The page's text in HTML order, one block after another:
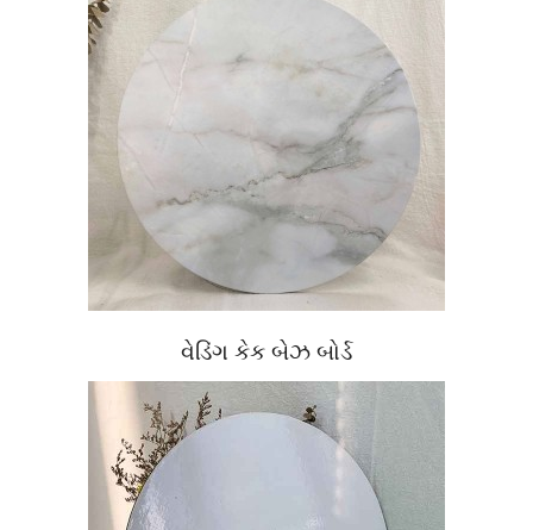
વેડિંગ કેક બેઝ બોર્ડ